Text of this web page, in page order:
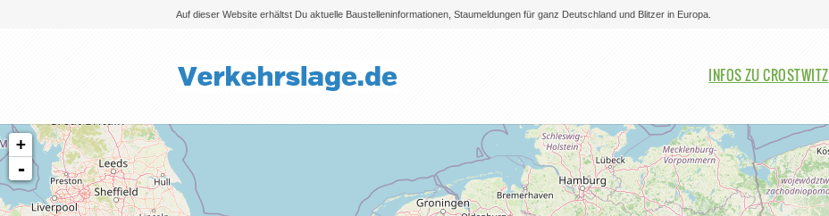
Auf dieser Website erhältst Du aktuelle Baustelleninformationen, Staumeldungen für ganz Deutschland und Blitzer in Europa.
Bitte auswählen
INFOS ZU CROSTWITZ
+
-